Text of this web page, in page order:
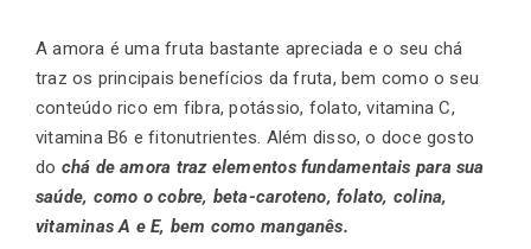
A amora é uma fruta bastante apreciada e o seu chá
traz os principais benefícios da fruta, bem como o seu
conteúdo rico em fibra, potássio, folato, vitamina C,
vitamina B6 e fitonutrientes. Além disso, o doce gosto
do chá de amora traz elementos fundamentais para sua
saúde, como o cobre, beta-caroteno, folato, colina,
vitaminas A e E, bem como manganês.